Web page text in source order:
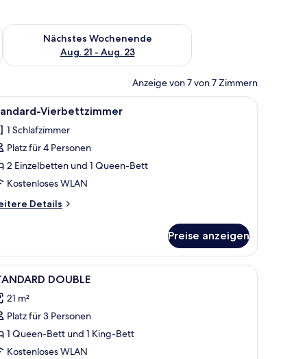
Aug. 14 - Aug. 16.
Nächstes Wochenende
Aug. 21 - Aug. 23
Überprüfe die Verfügbarkeit für nächstes Wochenende, Aug.
Anzeige von 7 von 7 Zimmern
einer Wandlampe, einem Wandbild und Blick ins Freie.
Ein Schlafzimmer mit einem Holzbett,
7 Vierbettzimmer
1 Schlafzimmer
Platz für 4 Personen
2 Einzelbetten und 1 Queen-Bett
Kostenloses WLAN
Details
Preise anzeigen
orangenen Vorhängen. Ein Schlafzimmer mit Bett, Fenster, Balkon
2 DOUBLE
21 m²
Platz für 3 Personen
1 Queen-Bett und 1 King-Bett
Kostenloses WLAN